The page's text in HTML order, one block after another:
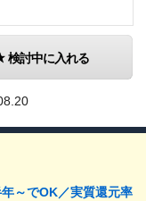
検討中に入れる
～でOK／実質還元率